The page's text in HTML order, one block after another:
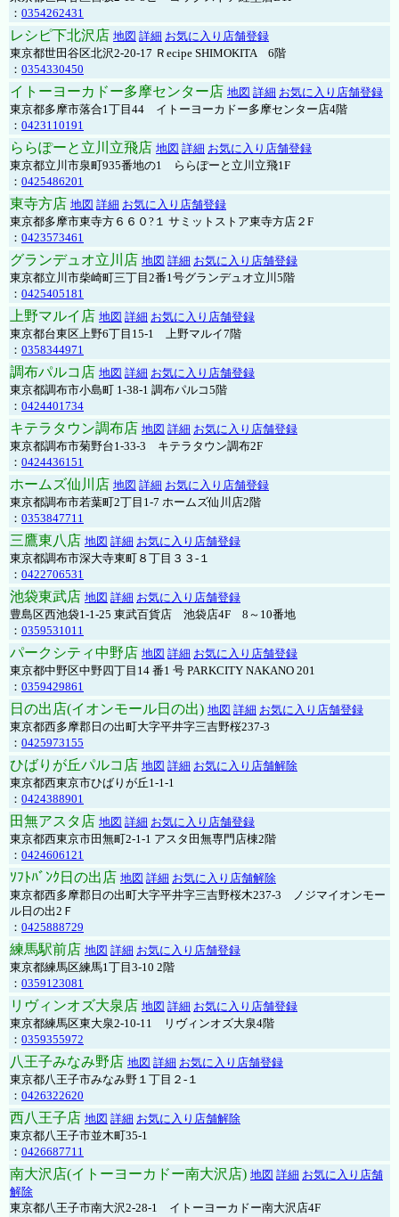
： 0354262431
レシピ下北沢店 地図 詳細 お気に入り店舗登録
東京都世田谷区北沢2-20-17 Ｒecipe SHIMOKITA 6階
： 0354330450
イトーヨーカドー多摩センター店 地図 詳細 お気に入り店舗登録
東京都多摩市落合1丁目44 イトーヨーカドー多摩センター店4階
： 0423110191
ららぽーと立川立飛店 地図 詳細 お気に入り店舗登録
東京都立川市泉町935番地の1 ららぽーと立川立飛1F
： 0425486201
東寺方店 地図 詳細 お気に入り店舗登録
東京都多摩市東寺方６６０?１ サミットストア東寺方店２F
： 0423573461
グランデュオ立川店 地図 詳細 お気に入り店舗登録
東京都立川市柴崎町三丁目2番1号グランデュオ立川5階
： 0425405181
上野マルイ店 地図 詳細 お気に入り店舗登録
東京都台東区上野6丁目15-1 上野マルイ7階
： 0358344971
調布パルコ店 地図 詳細 お気に入り店舗登録
東京都調布市小島町 1-38-1 調布パルコ5階
： 0424401734
キテラタウン調布店 地図 詳細 お気に入り店舗登録
東京都調布市菊野台1-33-3 キテラタウン調布2F
： 0424436151
ホームズ仙川店 地図 詳細 お気に入り店舗登録
東京都調布市若葉町2丁目1-7 ホームズ仙川店2階
： 0353847711
三鷹東八店 地図 詳細 お気に入り店舗登録
東京都調布市深大寺東町８丁目３３-１
： 0422706531
池袋東武店 地図 詳細 お気に入り店舗登録
豊島区西池袋1-1-25 東武百貨店 池袋店4F 8～10番地
： 0359531011
パークシティ中野店 地図 詳細 お気に入り店舗登録
東京都中野区中野四丁目14 番1 号 PARKCITY NAKANO 201
： 0359429861
日の出店(イオンモール日の出) 地図 詳細 お気に入り店舗登録
東京都西多摩郡日の出町大字平井字三吉野桜237-3
： 0425973155
ひばりが丘パルコ店 地図 詳細 お気に入り店舗解除
東京都西東京市ひばりが丘1-1-1
： 0424388901
田無アスタ店 地図 詳細 お気に入り店舗登録
東京都西東京市田無町2-1-1 アスタ田無専門店棟2階
： 0424606121
ｿﾌﾄﾊﾞﾝｸ日の出店 地図 詳細 お気に入り店舗解除
東京都西多摩郡日の出町大字平井字三吉野桜木237-3 ノジマイオンモー
ル日の出2Ｆ
： 0425888729
練馬駅前店 地図 詳細 お気に入り店舗登録
東京都練馬区練馬1丁目3-10 2階
： 0359123081
リヴィンオズ大泉店 地図 詳細 お気に入り店舗登録
東京都練馬区東大泉2-10-11 リヴィンオズ大泉4階
： 0359355972
八王子みなみ野店 地図 詳細 お気に入り店舗登録
東京都八王子市みなみ野１丁目２-１
： 0426322620
西八王子店 地図 詳細 お気に入り店舗解除
東京都八王子市並木町35-1
： 0426687711
南大沢店(イトーヨーカドー南大沢店) 地図 詳細 お気に入り店舗
解除
東京都八王子市南大沢2-28-1 イトーヨーカドー南大沢店4F